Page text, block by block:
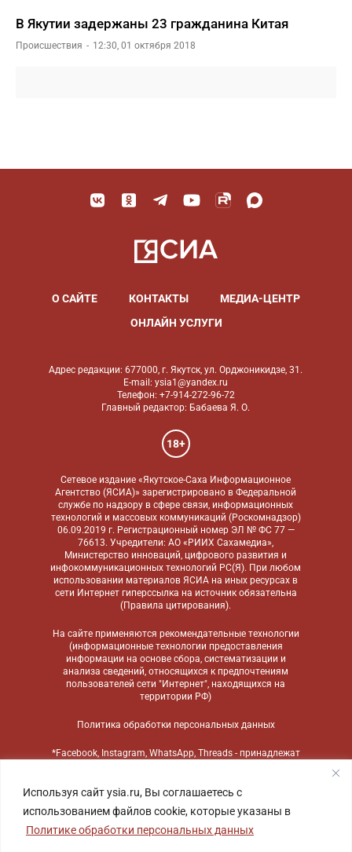
Используя сайт ysia.ru, Вы соглашаетесь с
использованием файлов cookie, которые указаны в
Политике обработки персональных данных
В Якутии задержаны 23 гражданина Китая
Происшествия 12:30, 01 октября 2018
О САЙТЕ КОНТАКТЫ
МЕДИА-ЦЕНТР
ОНЛАЙН УСЛУГИ
Адрес редакции: 677000, г. Якутск, ул. Орджоникидзе, 31.
E-mail: ysia1@yandex.ru
Телефон: +7-914-272-96-72
Главный редактор: Бабаева Я. О.
18+
Сетевое издание «Якутское-Саха Информационное
Агентство (ЯСИА)» зарегистрировано в Федеральной
службе по надзору в сфере связи, информационных
технологий и массовых коммуникаций (Роскомнадзор)
06.09.2019 г. Регистрационный номер ЭЛ № ФС 77 —
76613. Учредители: АО «РИИХ Сахамедиа»,
Министерство инноваций, цифрового развития и
инфокоммуникационных технологий РС(Я). При любом
использовании материалов ЯСИА на иных ресурсах в
сети Интернет гиперссылка на источник обязательна
(Правила цитирования).
На сайте применяются рекомендательные технологии
(информационные технологии предоставления
информации на основе сбора, систематизации и
анализа сведений, относящихся к предпочтениям
пользователей сети "Интернет", находящихся на
территории РФ)
Политика обработки персональных данных
*Facebook, Instagram, WhatsApp, Threads - принадлежат